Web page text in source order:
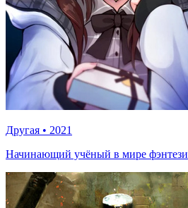
Другая • 2021
Начинающий учёный в мире фэнтези